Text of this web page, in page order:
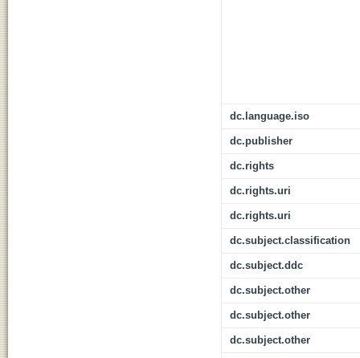
dc.language.iso
dc.publisher
dc.rights
dc.rights.uri
dc.rights.uri
dc.subject.classification
dc.subject.ddc
dc.subject.other
dc.subject.other
dc.subject.other